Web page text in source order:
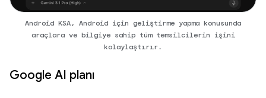
Android KSA, Android için geliştirme yapma konusunda
araçlara ve bilgiye sahip tüm temsilcilerin işini
kolaylaştırır.
Google AI planı